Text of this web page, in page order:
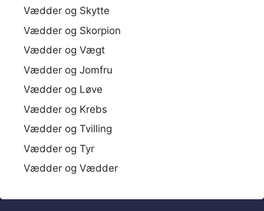
Vædder og Skytte
Vædder og Skorpion
Vædder og Vægt
Vædder og Jomfru
Vædder og Løve
Vædder og Krebs
Vædder og Tvilling
Vædder og Tyr
Vædder og Vædder